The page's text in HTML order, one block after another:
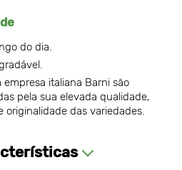
do dia.
italiana Barni são
pela sua elevada qualidade,
originalidade das variedades.